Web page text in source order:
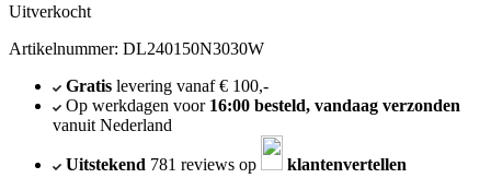
Uitverkocht
Artikelnummer: DL240150N3030W
Gratislevering vanaf € 100,-
Op werkdagen voor 16:00 besteld, vandaag verzonden
vanuit Nederland
Uitstekend 781 reviews op
klantenvertellen